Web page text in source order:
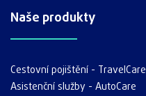
Naše produkty
Cestovní pojištění - TravelCare
Asistenční služby - AutoCare